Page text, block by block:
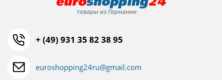
+ (49) 931 35 82 38 95
euroshopping24ru@gmail.com